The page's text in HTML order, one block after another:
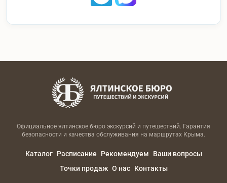
Официальное ялтинское бюро экскурсий и путешествий. Гарантия
безопасности и качества обслуживания на маршрутах Крыма.
Каталог Расписание Рекомендуем
Ваши вопросы
Точки продаж О нас Контакты